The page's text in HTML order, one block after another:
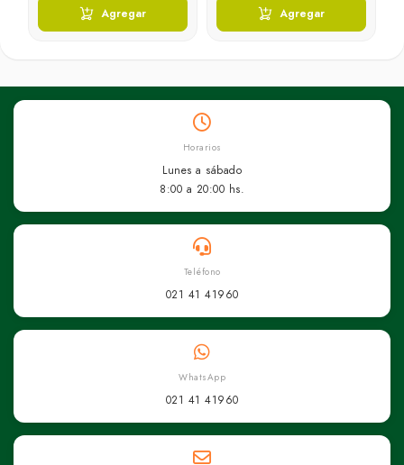
Agregar Agregar
Horarios
Lunes a sábado
8:00 a 20:00 hs.
Teléfono
021 41 41960
WhatsApp
021 41 41960